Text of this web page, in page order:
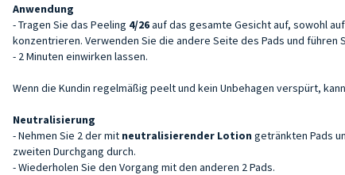
Anwendung
- Tragen Sie das Peeling 4/26auf das gesamte Gesicht auf, sowohl
konzentrieren. Verwenden Sie die andere Seite des Pads und führen
- 2 Minuten einwirken lassen.
Wenn die Kundin regelmäßig peelt und kein Unbehagen verspürt,
Neutralisierung
- Nehmen Sie 2 der mit neutralisierender Lotion getränkten Pads
zweiten Durchgang durch.
- Wiederholen Sie den Vorgang mit den anderen 2 Pads.